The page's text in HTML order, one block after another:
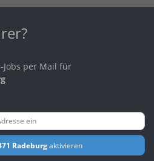
Jobs per Mail für
Radeburgaktivieren